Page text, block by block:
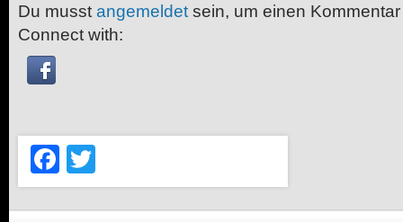
Du musst angemeldet sein, um einen
Connect with:
Facebook